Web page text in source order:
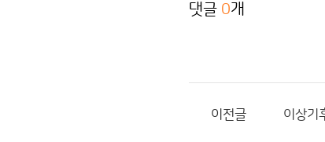
댓글 0개
이전글 이상기